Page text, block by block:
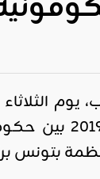
اتفاق
بتونس